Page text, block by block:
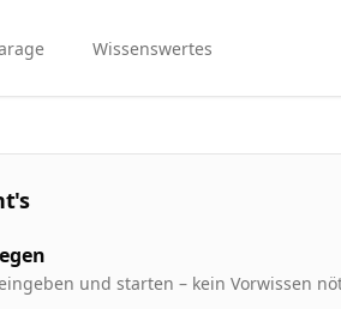
Wissenswertes
und starten – kein Vorwissen